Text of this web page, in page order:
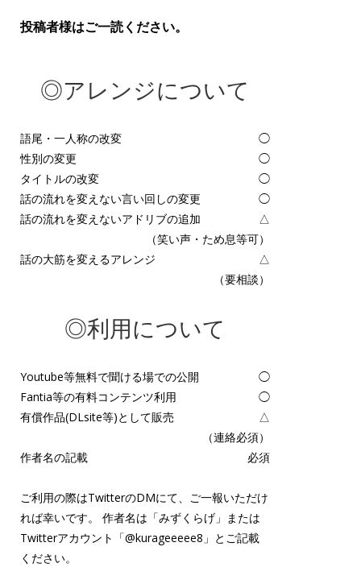
投稿者様はご一読ください。
◎アレンジについて
語尾・一人称の改変
◯
性別の変更
◯
タイトルの改変
◯
話の流れを変えない言い回しの変更
◯
話の流れを変えないアドリブの追加
△
（笑い声・ため息等可）
話の大筋を変えるアレンジ
△
（要相談）
◎利用について
Youtube等無料で聞ける場での公開
◯
Fantia等の有料コンテンツ利用
◯
有償作品(DLsite等)として販売
△
（連絡必須）
作者名の記載
必須
ご利用の際はTwitterのDMにて、ご一報いただけ
れば幸いです。 作者名は「みずくらげ」または
Twitterアカウント「@kurageeeee8 」とご記載
ください。